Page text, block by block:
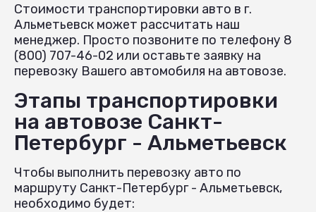
Стоимости транспортировки авто в г.
Альметьевск может рассчитать наш
менеджер. Просто позвоните по телефону 8
(800) 707-46-02 или оставьте заявку на
перевозку Вашего автомобиля на автовозе.
Этапы транспортировки
на автовозе Санкт-
Петербург - Альметьевск
Чтобы выполнить перевозку авто по
маршруту Санкт-Петербург - Альметьевск,
необходимо будет: